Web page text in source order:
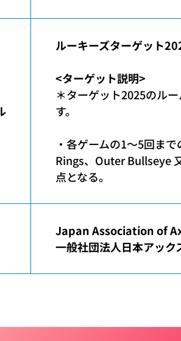
ルーキーズターゲット
<ターゲット説明>
＊ターゲット2025のル
す。
・各ゲームの1〜5回ま
Rings、Outer Bullseye
点となる。
Japan Association of
一般社団法人日本アック